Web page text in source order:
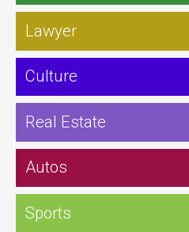
Lawyer
Culture
Real Estate
Autos
Sports